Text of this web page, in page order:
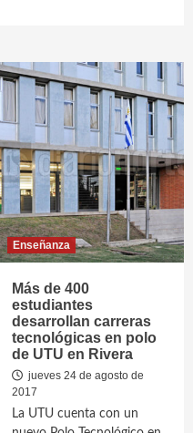
Enseñanza
Más de 400
estudiantes
desarrollan carreras
tecnológicas en polo
de UTU en Rivera
jueves 24 de agosto de
2017
La UTU cuenta con un